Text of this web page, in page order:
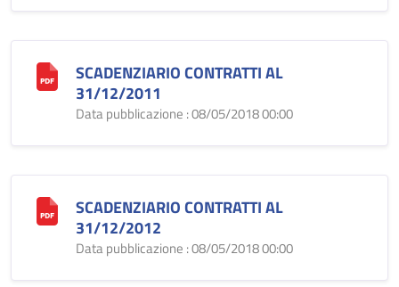
SCADENZIARIO CONTRATTI AL
31/12/2011
Data pubblicazione : 08/05/2018 00:00
SCADENZIARIO CONTRATTI AL
31/12/2012
Data pubblicazione : 08/05/2018 00:00